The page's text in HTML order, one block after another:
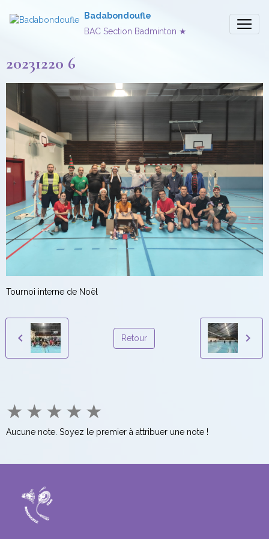
Badabondoufle
BAC Section Badminton ★
20231220 6
Tournoi interne de Noël
Retour
★ ★ ★ ★ ★
Aucune note. Soyez le premier à attribuer une note !